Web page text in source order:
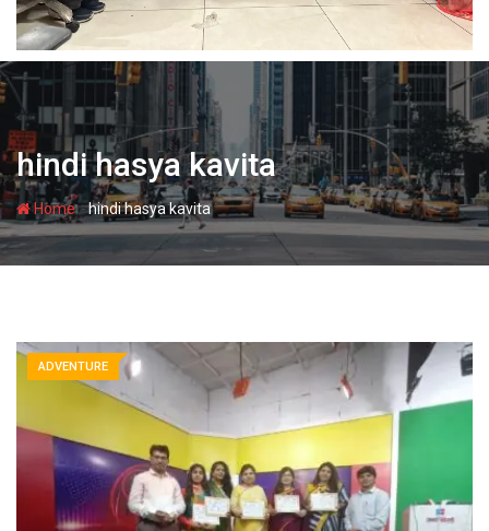
hindi hasya kavita
Home-hindi hasya kavita
ADVENTURE